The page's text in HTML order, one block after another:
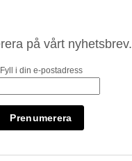
på vårt nyhetsbrev.
Fyll i din e-postadress